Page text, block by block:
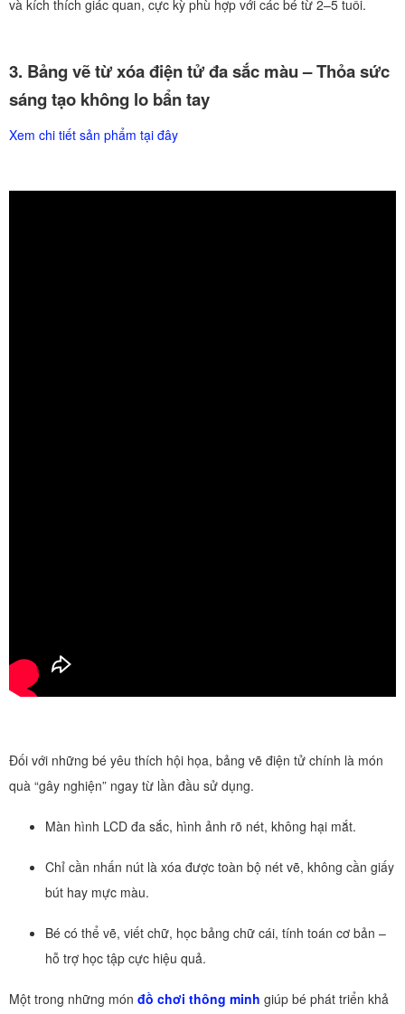
và kích thích giác quan, cực kỳ phù hợp với các bé từ 2–5 tuổi.
3. Bảng vẽ từ xóa điện tử đa sắc màu – Thỏa sức
sáng tạo không lo bẩn tay
Xem chi tiết sản phẩm tại đây
Đối với những bé yêu thích hội họa, bảng vẽ điện tử chính là món
quà “gây nghiện” ngay từ lần đầu sử dụng.
Màn hình LCD đa sắc, hình ảnh rõ nét, không hại mắt.
Chỉ cần nhấn nút là xóa được toàn bộ nét vẽ, không cần giấy
bút hay mực màu.
Bé có thể vẽ, viết chữ, học bảng chữ cái, tính toán cơ bản –
hỗ trợ học tập cực hiệu quả.
Một trong những món đồ chơi thông minh giúp bé phát triển khả